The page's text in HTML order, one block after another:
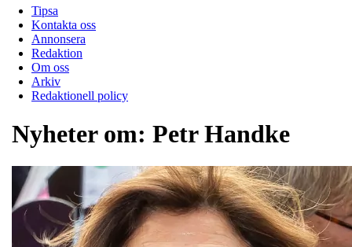
Tipsa
Kontakta oss
Annonsera
Redaktion
Om oss
Arkiv
Redaktionell policy
Nyheter om: Petr Handke